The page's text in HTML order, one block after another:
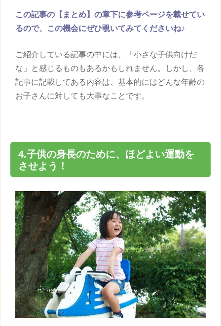
この記事の【まとめ】の章下に参考ページを載せてい
るので、この機会にぜひ覗いてみてくださいね♪
ご紹介している記事の中には、「小さな子供向けだ
な」と感じるものもあるかもしれません。しかし、各
記事に記載してある内容は、基本的にはどんな年齢の
お子さんに対しても大事なことです。
4.子供の身長のために、ほどよい運動を
させよう！